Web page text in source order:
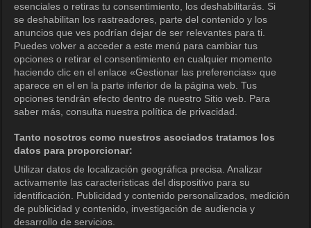
esenciales o retiras tu consentimiento, los deshabilitarás. Si
se deshabilitan los rastreadores, parte del contenido y los
anuncios que ves podrían dejar de ser relevantes para ti.
Puedes volver a acceder a este menú para cambiar tus
opciones o retirar el consentimiento en cualquier momento
haciendo clic en el enlace «Gestionar las preferencias» que
aparece en el en la parte inferior de la página web. Tus
opciones tendrán efecto dentro de nuestro Sitio web. Para
saber más, consulta nuestra política de privacidad.
Tanto nosotros como nuestros asociados tratamos los
datos para proporcionar:
Utilizar datos de localización geográfica precisa. Analizar
activamente las características del dispositivo para su
identificación. Publicidad y contenido personalizados, medición
de publicidad y contenido, investigación de audiencia y
desarrollo de servicios.